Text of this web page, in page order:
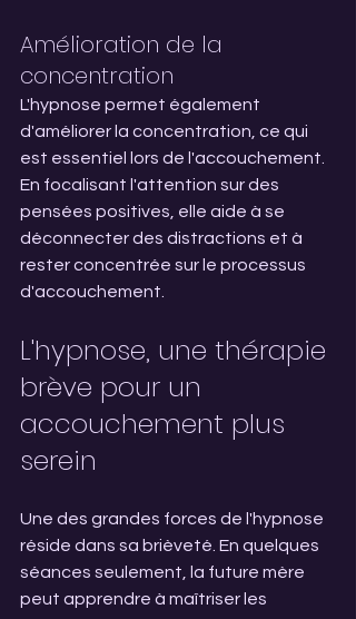
Amélioration de la
concentration
L'hypnose permet également
d'améliorer la concentration, ce qui
est essentiel lors de l'accouchement.
En focalisant l'attention sur des
pensées positives, elle aide à se
déconnecter des distractions et à
rester concentrée sur le processus
d'accouchement.
L'hypnose, une thérapie
brève pour un
accouchement plus
serein
Une des grandes forces de l'hypnose
réside dans sa brièveté. En quelques
séances seulement, la future mère
peut apprendre à maîtriser les